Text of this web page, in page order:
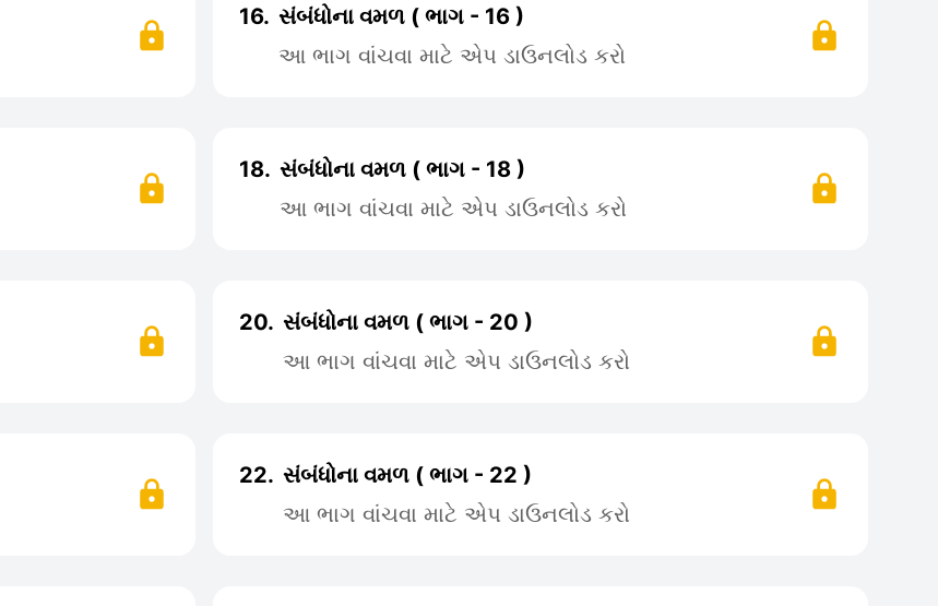
16. સંબંધોના વમળ ( ભાગ - 16 )
આ ભાગ વાંચવા માટે એપ ડાઉનલોડ કરો
18. સંબંધોના વમળ ( ભાગ - 18 )
આ ભાગ વાંચવા માટે એપ ડાઉનલોડ કરો
20. સંબંધોના વમળ ( ભાગ - 20 )
આ ભાગ વાંચવા માટે એપ ડાઉનલોડ કરો
22. સંબંધોના વમળ ( ભાગ - 22 )
આ ભાગ વાંચવા માટે એપ ડાઉનલોડ કરો